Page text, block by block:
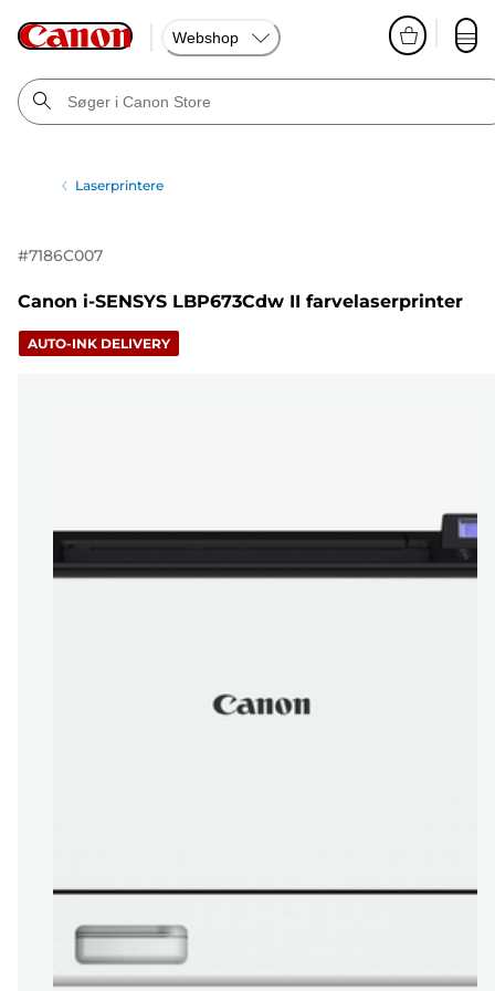
Webshop
Laserprintere
#7186C007
Canon i-SENSYS LBP673Cdw II farvelaserprinter
AUTO-INK DELIVERY